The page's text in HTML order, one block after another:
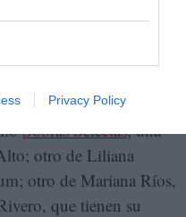
Privacy Policy
en nuestro trabajo, y
autoras, más
cuando nosotros
u ocho años han
Sobras Selectas, una
otro de Liliana
otro de Mariana Ríos,
que tienen su